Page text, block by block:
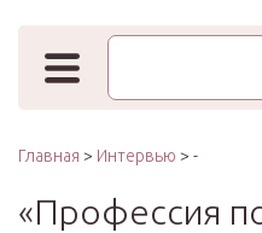
Поиск по сайту
Главная > Интервью > -
«Профессия